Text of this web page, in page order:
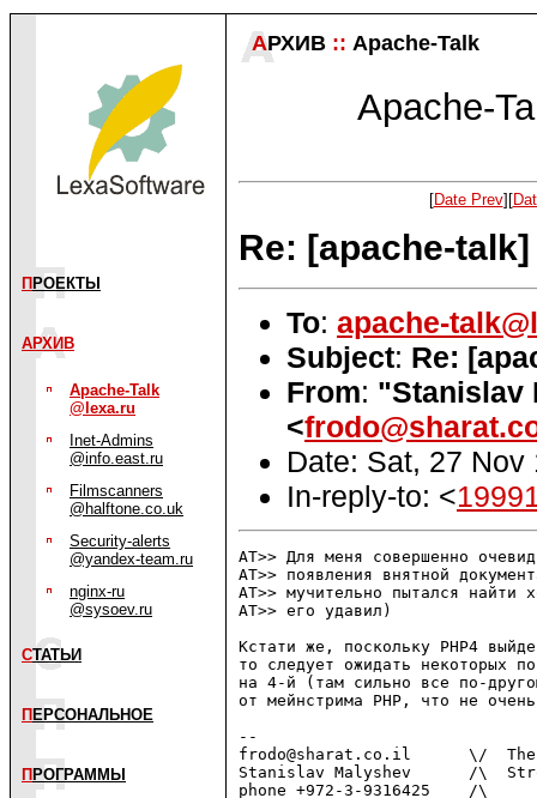
П РОЕКТЫ
АРХИВ
Apache-Talk
@lexa.ru
Inet-Admins
@info.east.ru
Filmscanners
@halftone.co.uk
Security-alerts
@yandex-team.ru
nginx-ru
@sysoev.ru
СТАТЬИ
П ЕРСОНАЛЬНОЕ
П РОГРАММЫ
АРХИВ :: Apache-Talk
Apache-
[Date Prev][
Re: [apache-
To: apache-
Subject: Re:
From: "Stanislav
<
Date: Sat, 27
In-reply-to: <
AT>> Для меня совершенно
AT>> появления внятной
AT>> мучительно пытался
AT>> его удавил)
Кстати же, поскольку PHP4
то следует ожидать некоторых
на 4-й (там сильно все по-
от мейнстрима PHP, что не
--
frodo@sharat.co.il      \/
Stanislav Malyshev      /\